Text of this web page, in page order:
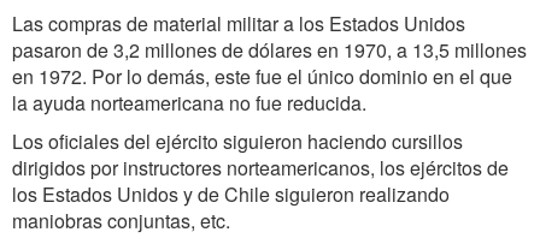
Las compras de material militar a los Estados Unidos
pasaron de 3,2 millones de dólares en 1970, a 13,5 millones
en 1972. Por lo demás, este fue el único dominio en el que
la ayuda norteamericana no fue reducida.
Los oficiales del ejército siguieron haciendo cursillos
dirigidos por instructores norteamericanos, los ejércitos de
los Estados Unidos y de Chile siguieron realizando
maniobras conjuntas, etc.